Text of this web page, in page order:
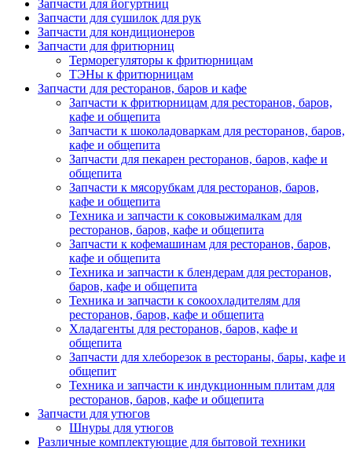
Запчасти для йогуртниц
Запчасти для сушилок для рук
Запчасти для кондиционеров
Запчасти для фритюрниц
Терморегуляторы к фритюрницам
ТЭНы к фритюрницам
Запчасти для ресторанов, баров и кафе
Запчасти к фритюрницам для ресторанов, баров,
кафе и общепита
Запчасти к шоколадоваркам для ресторанов, баров,
кафе и общепита
Запчасти для пекарен ресторанов, баров, кафе и
общепита
Запчасти к мясорубкам для ресторанов, баров,
кафе и общепита
Техника и запчасти к соковыжималкам для
ресторанов, баров, кафе и общепита
Запчасти к кофемашинам для ресторанов, баров,
кафе и общепита
Техника и запчасти к блендерам для ресторанов,
баров, кафе и общепита
Техника и запчасти к сокоохладителям для
ресторанов, баров, кафе и общепита
Хладагенты для ресторанов, баров, кафе и
общепита
Запчасти для хлеборезок в рестораны, бары, кафе и
общепит
Техника и запчасти к индукционным плитам для
ресторанов, баров, кафе и общепита
Запчасти для утюгов
Шнуры для утюгов
Различные комплектующие для бытовой техники